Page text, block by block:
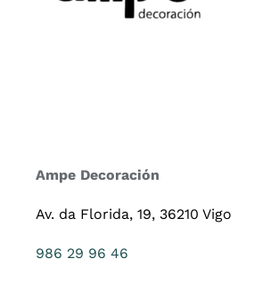
Ampe Decoración
Av. da Florida, 19, 36210 Vigo
986 29 96 46